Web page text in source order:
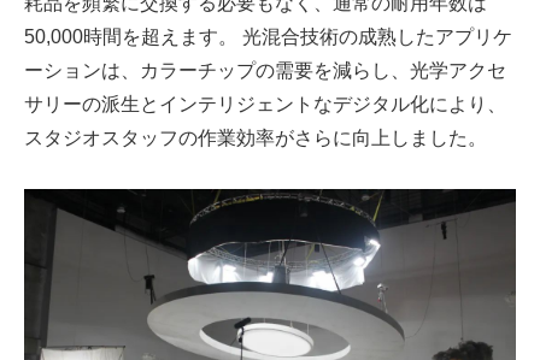
50,000時間を超えます。 光混合技術の成熟したアプリケ
ーションは、カラーチップの需要を減らし、光学アクセ
サリーの派生とインテリジェントなデジタル化により、
スタジオスタッフの作業効率がさらに向上しました。